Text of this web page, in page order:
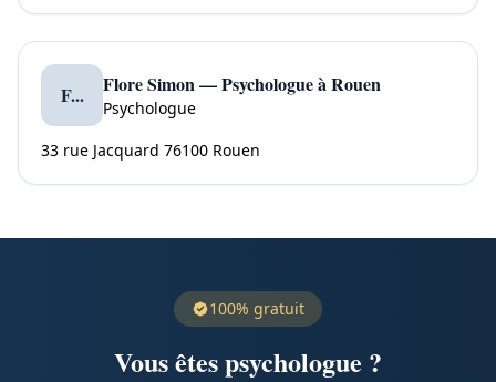
F... Flore Simon — Psychologue à Rouen
Psychologue
33 rue Jacquard 76100 Rouen
100% gratuit
Vous êtes psychologue ?